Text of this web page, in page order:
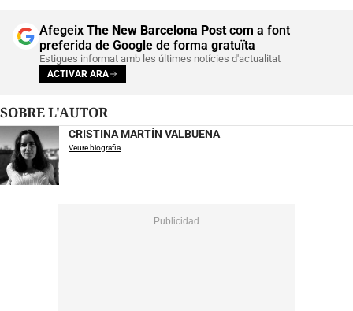
Afegeix The New Barcelona Postcom a font
preferida de Google de forma gratuïta
Estigues informat amb les últimes notícies d'actualitat
ACTIVAR ARA
SOBRE L'AUTOR
CRISTINA MARTÍN VALBUENA
Veure biografia